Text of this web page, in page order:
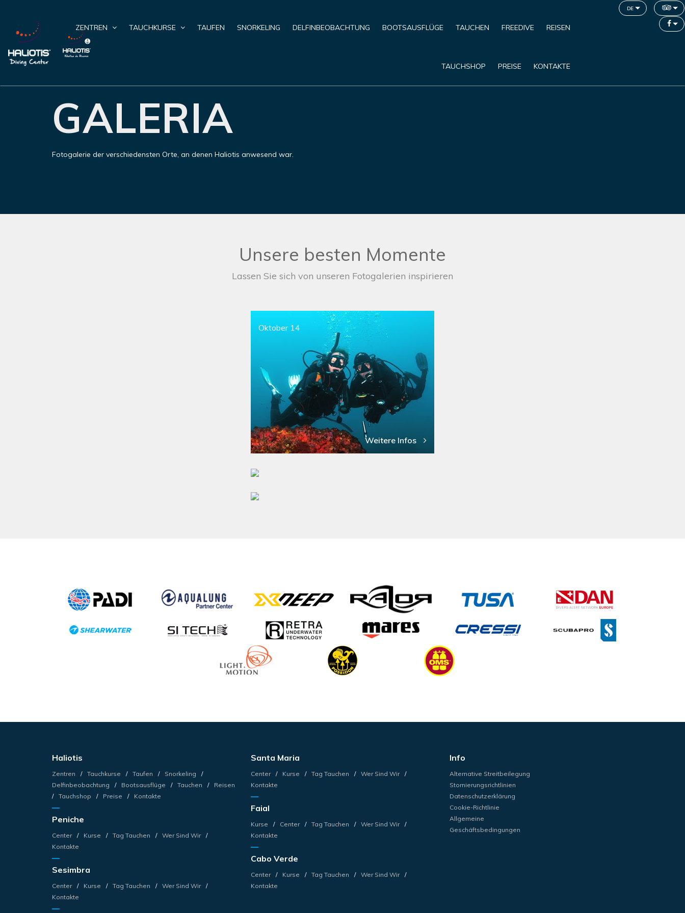
ZENTREN TAUCHKURSE TAUFEN SNORKELING DELFINBEOBACHTUNG BOOTSAUSFLÜGE TAUCHEN FREEDIVE REISEN
TAUCHSHOP PREISE KONTAKTE
de
GALERIA
Fotogalerie der verschiedensten Orte, an denen Haliotis anwesend war.
Unsere besten Momente
Lassen Sie sich von unseren Fotogalerien inspirieren
Oktober 14
Weitere Infos
Haliotis
Zentren Tauchkurse Taufen
Snorkeling
Delfinbeobachtung
Bootsausflüge Tauchen
Reisen
Tauchshop
Preise Kontakte
Peniche
Center Kurse Tag Tauchen
Wer Sind Wir
Kontakte
Sesimbra
Center Kurse Tag Tauchen
Wer Sind Wir
Kontakte
Santa Maria
Center Kurse Tag Tauchen
Wer Sind Wir
Kontakte
Faial
Kurse Center Tag Tauchen
Wer Sind Wir
Kontakte
Cabo Verde
Center Kurse Tag Tauchen
Wer Sind Wir
Kontakte
Info
Alternative Streitbeilegung
Stornierungsrichtlinien
Datenschutzerklärung
Cookie-Richtlinie
Allgemeine
Geschäftsbedingungen